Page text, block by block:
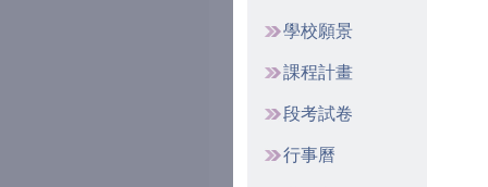
學校願景
課程計畫
段考試卷
行事曆